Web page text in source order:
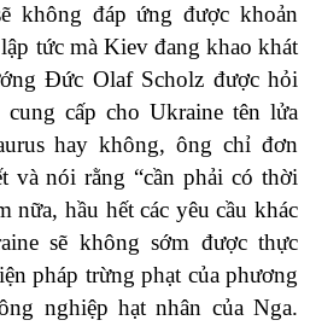
không đáp ứng được khoản
tức mà Kiev đang khao khát
Đức Olaf Scholz được hỏi
cấp cho Ukraine tên lửa
hay không, ông chỉ đơn
và nói rằng “cần phải có thời
nữa, hầu hết các yêu cầu khác
sẽ không sớm được thực
pháp trừng phạt của phương
nghiệp hạt nhân của Nga.